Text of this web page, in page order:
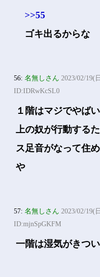
>>55
ゴキ出るからな
56:名無しさん 2023/02/19(
ID:IDRwKcSL0
１階はマジでやばい
上の奴が行動する
ス足音がなって住
や
57:名無しさん 2023/02/19(
ID:mjnSpGKFM
一階は湿気がきつい